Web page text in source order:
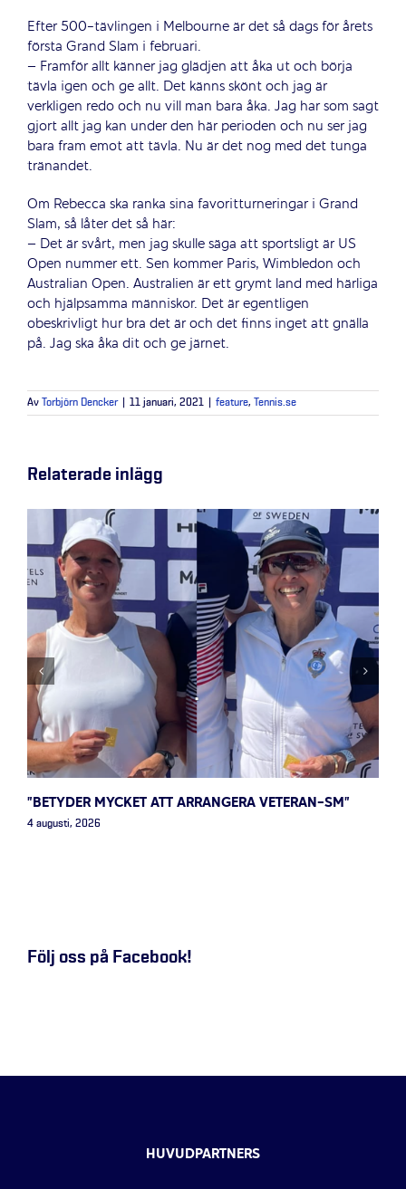
Efter 500-tävlingen i Melbourne är det så dags för årets
första Grand Slam i februari.
– Framför allt känner jag glädjen att åka ut och börja
tävla igen och ge allt. Det känns skönt och jag är
verkligen redo och nu vill man bara åka. Jag har som sagt
gjort allt jag kan under den här perioden och nu ser jag
bara fram emot att tävla. Nu är det nog med det tunga
tränandet.
Om Rebecca ska ranka sina favoritturneringar i Grand
Slam, så låter det så här:
– Det är svårt, men jag skulle säga att sportsligt är US
Open nummer ett. Sen kommer Paris, Wimbledon och
Australian Open. Australien är ett grymt land med härliga
och hjälpsamma människor. Det är egentligen
obeskrivligt hur bra det är och det finns inget att gnälla
på. Jag ska åka dit och ge järnet.
Av Torbjörn Dencker 11 januari, 2021 feature, Tennis.se
Relaterade inlägg
”BETYDER MYCKET ATT ARRANGERA VETERAN-SM”
4 augusti, 2026
Följ oss på Facebook!
HUVUDPARTNERS